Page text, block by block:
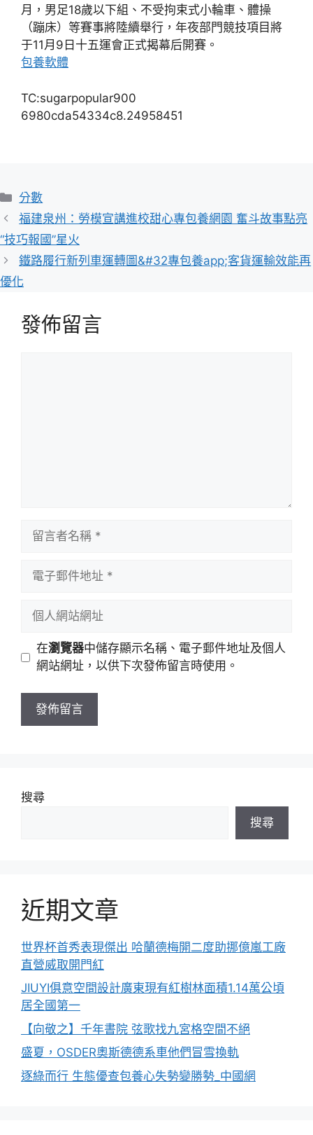
月，男足18歲以下組、不受拘束式小輪車、體操
（蹦床）等賽事將陸續舉行，年夜部門競技項目將
于11月9日十五運會正式揭幕后開賽。
包養軟體
TC:sugarpopular900
6980cda54334c8.24958451
分
類
分數
福建泉州：勞模宣講進校甜心專包養網園 奮斗故事點亮
“技巧報國”星火
鐵路履行新列車運轉圖&#32專包養app;客貨運輸效能再
優化
發佈留言
址
站
址
在瀏覽器中儲存顯示名稱、電子郵件地址及個人
網站網址，以供下次發佈留言時使用。
搜尋
搜尋
近期文章
世界杯首秀表現傑出 哈蘭德梅開二度助挪億嵐工廠
直營威取開門紅
JIUYI俱意空間設計廣東現有紅樹林面積1.14萬公頃
居全國第一
【向敬之】千年書院 弦歌找九宮格空間不絕
盛夏，OSDER奧斯德德系車他們冒雪換軌
逐綠而行 生態優查包養心失勢變勝勢_中國網